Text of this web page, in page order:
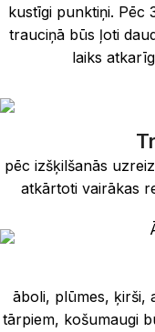
kustīgi punktiņi. Pēc
trauciņā būs ļoti
laiks
pēc izšķilšanās
atkārtoti vairākas
āboli, plūmes, ķirši,
tārpiem, košumaugi